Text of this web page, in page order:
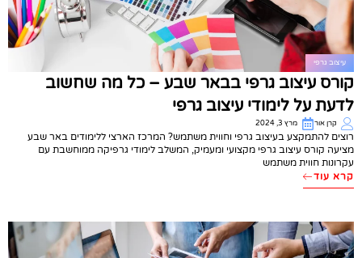
עיצוב גרפי
קורס עיצוב גרפי בבאר שבע – כל מה שחשוב
לדעת על לימודי עיצוב גרפי
קרן אור מרץ 3, 2024
רוצים להתמקצע בעיצוב גרפי וחווית משתמש? המרכז הארצי ללימודים באר שבע
מציעה קורס עיצוב גרפי מקצועי ומעמיק, המשלב לימודי גרפיקה ממוחשבת עם
עקרונות חווית משתמש
קרא עוד